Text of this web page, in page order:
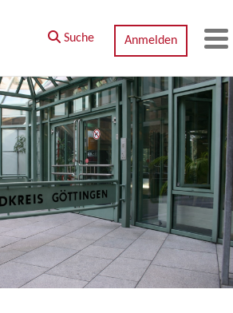
Suche Anmelden